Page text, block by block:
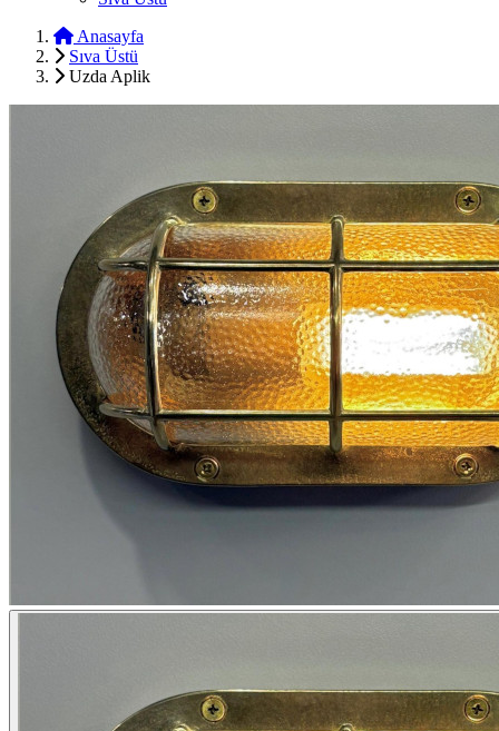
Anasayfa
Sıva Üstü
Uzda Aplik